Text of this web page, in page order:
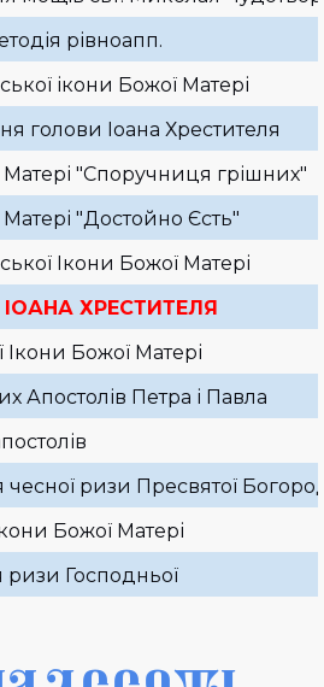
рівноапп.
ікони Божої Матері
голови Іоана Хрестителя
Матері "Споручниця грішних"
Матері "Достойно Єсть"
Ікони Божої Матері
ІОАНА ХРЕСТИТЕЛЯ
Ікони Божої Матері
Апостолів Петра і Павла
ризи Пресвятої
Божої Матері
Господньої